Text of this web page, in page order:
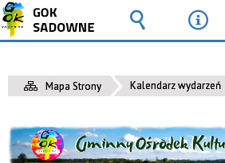
Mapa Strony Kalendarz wydarzeń